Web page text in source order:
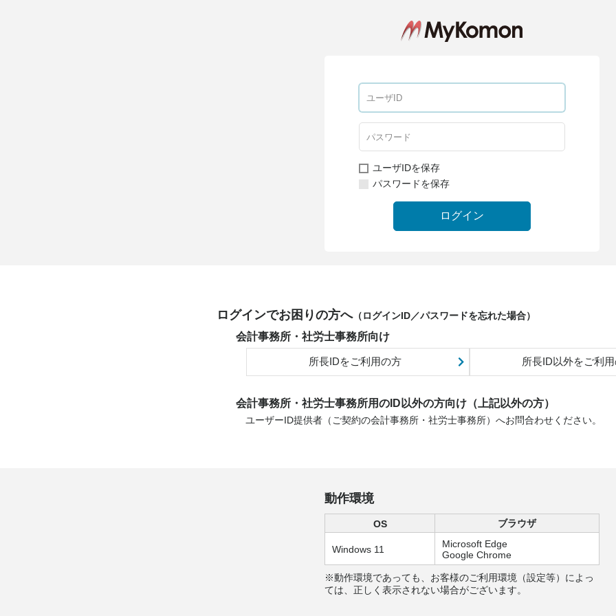
ユーザIDを保存
パスワードを保存
ログイン
ログインでお困りの方へ（ログインID／パスワードを忘れた場合）
会計事務所・社労士事務所向け
所長IDをご利用の方 所長ID以外をご利
会計事務所・社労士事務所用のID以外の方向け（上記以外の方）
ユーザーID提供者（ご契約の会計事務所・社労士事務所）へお問合わせください。
動作環境
OS ブラウザ
Windows 11
Microsoft Edge
Google Chrome
※動作環境であっても、お客様のご利用環境（設定等）によっ
ては、正しく表示されない場合がございます。